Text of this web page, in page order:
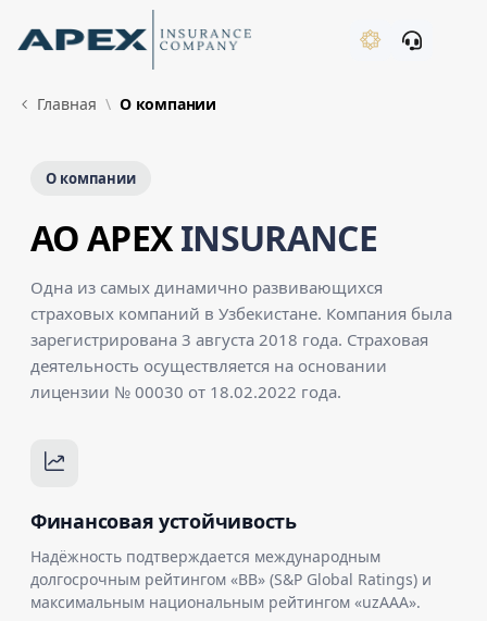
Skip to Main Content
Главная О компании
О компании
AO APEXINSURANCE
Одна из самых динамично развивающихся
страховых компаний в Узбекистане. Компания была
зарегистрирована 3 августа 2018 года. Страховая
деятельность осуществляется на основании
лицензии № 00030 от 18.02.2022 года.
Финансовая устойчивость
Надёжность подтверждается международным
долгосрочным рейтингом «BB» (S&P Global Ratings) и
максимальным национальным рейтингом «uzAAA».
New